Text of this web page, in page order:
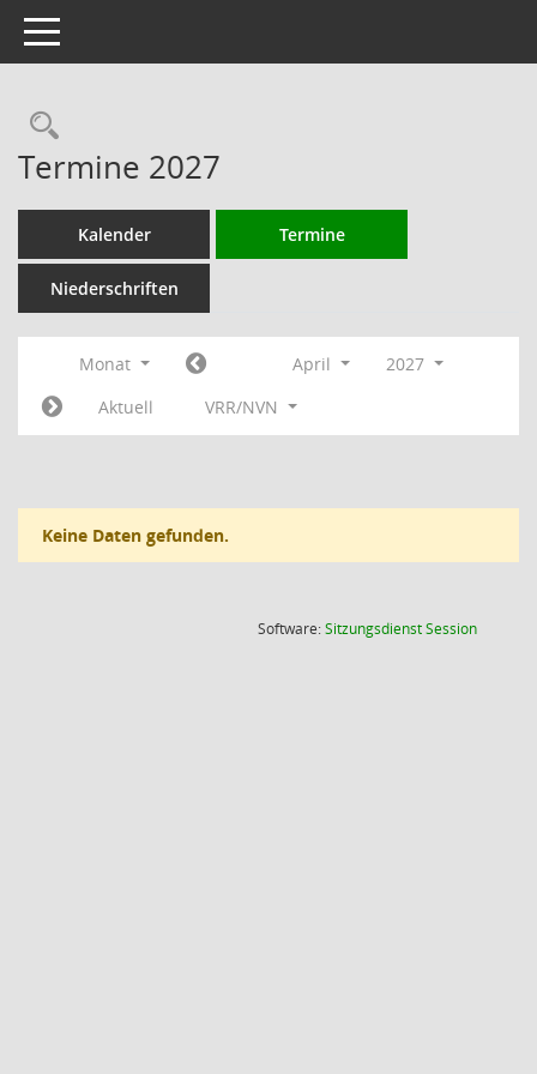
Toggle navigation
Rechercheauswahl
Termine 2027
Kalender Termine
Niederschriften
Monat April
2027
Aktuell
VRR/NVN
Keine Daten gefunden.
Software:SitzungsdienstSession(Wird in